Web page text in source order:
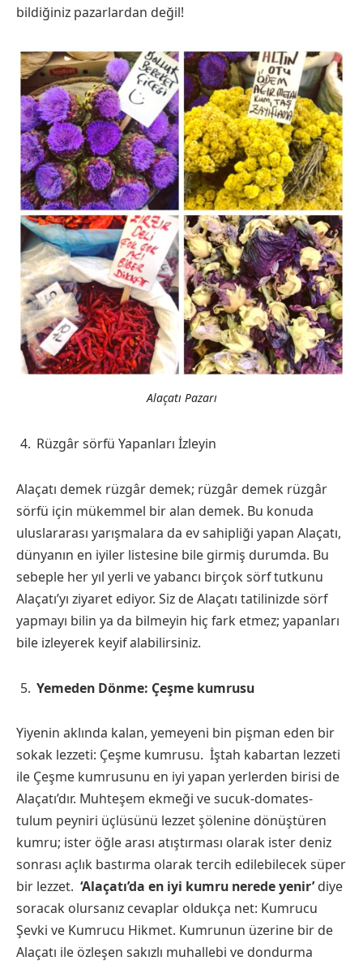
bildiğiniz pazarlardan değil!
Alaçatı Pazarı
Rüzgâr sörfü Yapanları İzleyin
Alaçatı demek rüzgâr demek; rüzgâr demek rüzgâr
sörfü için mükemmel bir alan demek. Bu konuda
uluslararası yarışmalara da ev sahipliği yapan Alaçatı,
dünyanın en iyiler listesine bile girmiş durumda. Bu
sebeple her yıl yerli ve yabancı birçok sörf tutkunu
Alaçatı’yı ziyaret ediyor. Siz de Alaçatı tatilinizde sörf
yapmayı bilin ya da bilmeyin hiç fark etmez; yapanları
bile izleyerek keyif alabilirsiniz.
Yemeden Dönme: Çeşme kumrusu
Yiyenin aklında kalan, yemeyeni bin pişman eden bir
sokak lezzeti: Çeşme kumrusu. İştah kabartan lezzeti
ile Çeşme kumrusunu en iyi yapan yerlerden birisi de
Alaçatı’dır. Muhteşem ekmeği ve sucuk-domates-
tulum peyniri üçlüsünü lezzet şölenine dönüştüren
kumru; ister öğle arası atıştırması olarak ister deniz
sonrası açlık bastırma olarak tercih edilebilecek süper
bir lezzet. ‘Alaçatı’da en iyi kumru nerede yenir’diye
soracak olursanız cevaplar oldukça net: Kumrucu
Şevki ve Kumrucu Hikmet. Kumrunun üzerine bir de
Alaçatı ile özleşen sakızlı muhallebi ve dondurma